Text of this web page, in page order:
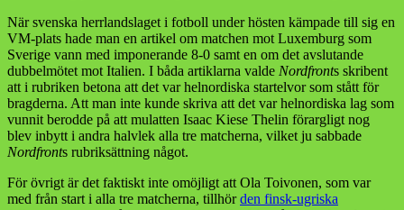
När svenska herrlandslaget i fotboll under hösten kämpade till sig en
VM-plats hade man en artikel om matchen mot Luxemburg som
Sverige vann med imponerande 8-0 samt en om det avslutande
dubbelmötet mot Italien. I båda artiklarna valde Nordfronts skribent
att i rubriken betona att det var helnordiska startelvor som stått för
bragderna. Att man inte kunde skriva att det var helnordiska lag som
vunnit berodde på att mulatten Isaac Kiese Thelin förargligt nog
blev inbytt i andra halvlek alla tre matcherna, vilket ju sabbade
Nordfronts rubriksättning något.
För övrigt är det faktiskt inte omöjligt att Ola Toivonen, som var
med från start i alla tre matcherna, tillhörden finsk-ugriska